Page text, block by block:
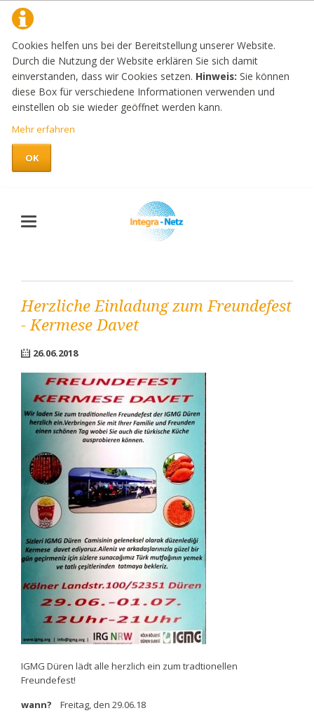
Cookies helfen uns bei der Bereitstellung unserer Website.
Durch die Nutzung der Website erklären Sie sich damit
einverstanden, dass wir Cookies setzen. Hinweis: Sie können
diese Box für verschiedene Informationen verwenden und
einstellen ob sie wieder geöffnet werden kann.
Mehr erfahren
OK
Herzliche Einladung zum Freundefest
- Kermese Davet
26.06.2018
IGMG Düren lädt alle herzlich ein zum tradtionellen
Freundefest!
wann? Freitag, den 29.06.18